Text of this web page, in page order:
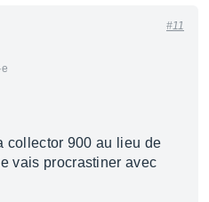
#11
collector 900 au lieu de
vais procrastiner avec